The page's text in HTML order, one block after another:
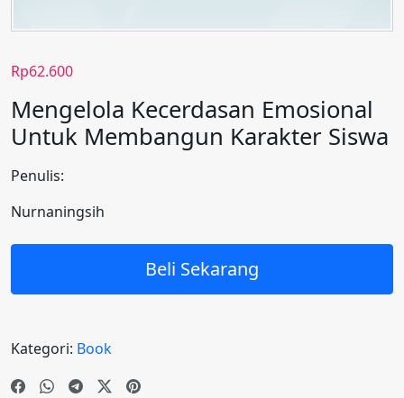
Rp62.600
Mengelola Kecerdasan Emosional
Untuk Membangun Karakter Siswa
Penulis:
Nurnaningsih
Beli Sekarang
Kategori: Book